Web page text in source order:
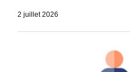
2 juillet 2026